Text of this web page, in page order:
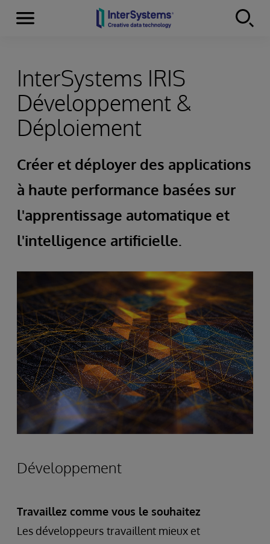
Skip to content
Menu
InterSystems IRIS
Développement &
Déploiement
Créer et déployer des applications
à haute performance basées sur
l'apprentissage automatique et
l'intelligence artificielle.
Développement
Travaillez comme vous le souhaitez
Les développeurs travaillent mieux et